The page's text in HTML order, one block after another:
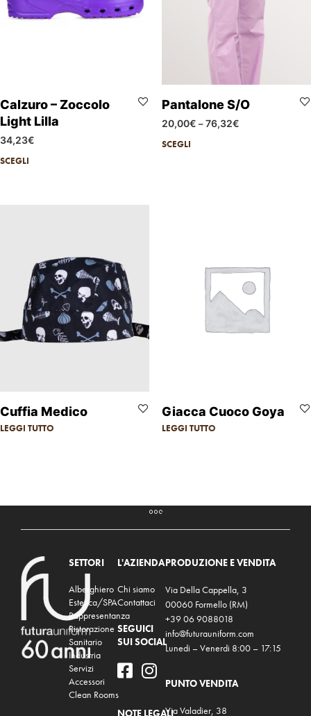
Calzuro – Zoccolo
Light Lilla
34,23€
SCEGLI
Pantalone S/O
20,00€ –76,32€
SCEGLI
Cuffia Medico
LEGGI TUTTO
Giacca Cuoco Goya
LEGGI TUTTO
SETTORI
Alberghiero
Estetica/SPA
Rappresentanza
Ristorazione
Sanitario
Industria
Servizi
Accessori
Clean Rooms
L'AZIENDA
Chi siamo
Contattaci
SEGUICI
SUI SOCIAL
NOTE LEGALI
PRODUZIONE E VENDITA
Via Della Cappella, 3
00060 Formello (RM)
+39 06 9088018
info@futurauniform.com
Lunedi – Venerdi 8:00 – 17:15
PUNTO VENDITA
Via Valadier, 38